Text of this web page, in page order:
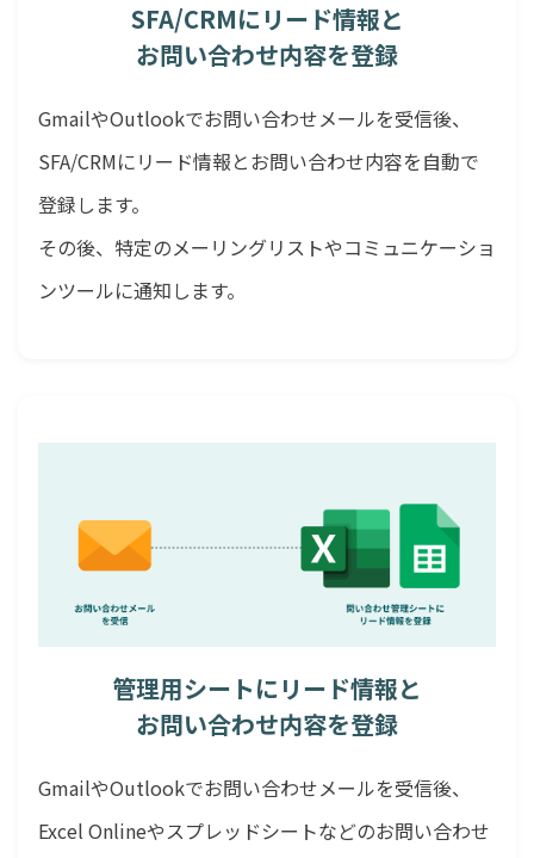
SFA/CRMにリード情報と
お問い合わせ内容を登録
GmailやOutlookでお問い合わせメールを受信後、
SFA/CRMにリード情報とお問い合わせ内容を自動で
登録します。
その後、特定のメーリングリストやコミュニケーショ
ンツールに通知します。
管理用シートにリード情報と
お問い合わせ内容を登録
GmailやOutlookでお問い合わせメールを受信後、
Excel Onlineやスプレッドシートなどのお問い合わせ